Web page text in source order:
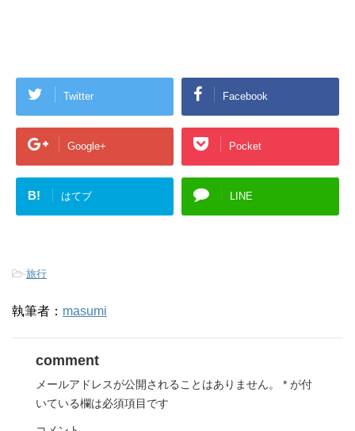
Twitter Facebook
Google+ Pocket
B! はてブ LINE
-旅行
執筆者： masumi
comment
メールアドレスが公開されることはありません。 * が付
いている欄は必須項目です